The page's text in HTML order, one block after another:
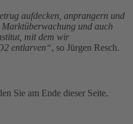
aufdecken, anprangern und
und auch
mit dem wir
entlarven“, so Jürgen Resch.
Sie am Ende dieser Seite.